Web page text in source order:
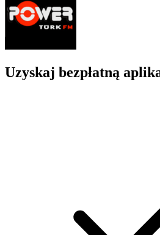
Uzyskaj bezpłatną